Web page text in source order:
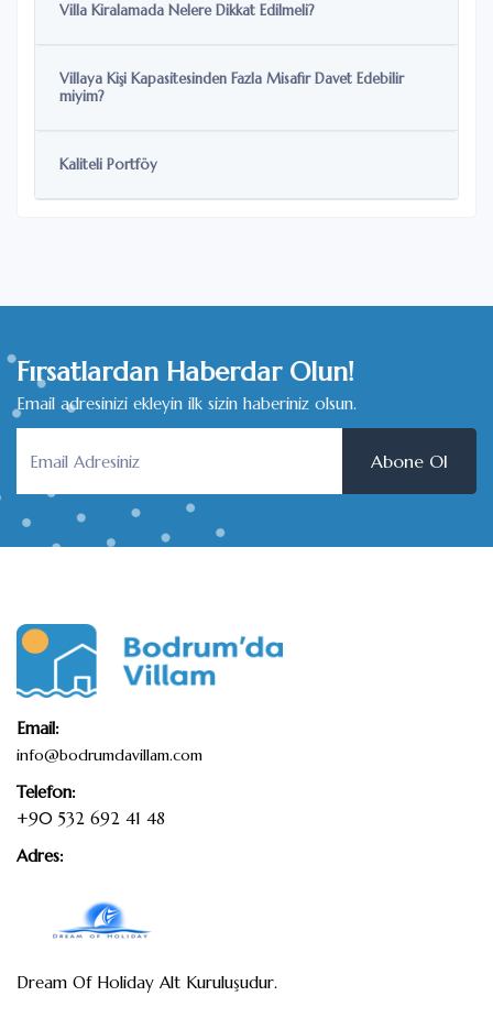
Villa Kiralamada Nelere Dikkat Edilmeli?
Villaya Kişi Kapasitesinden Fazla Misafir Davet Edebilir
miyim?
Kaliteli Portföy
Fırsatlardan Haberdar Olun!
Email adresinizi ekleyin ilk sizin haberiniz olsun.
Abone Ol
Email:
info@bodrumdavillam.com
Telefon:
+90 532 692 41 48
Adres:
Dream Of Holiday Alt Kuruluşudur.